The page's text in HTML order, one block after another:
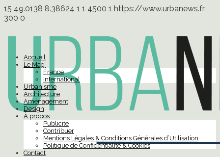
15 49.0138 8.38624 1 1 4500 1 https://www.urbanews.fr
300 0
Accueil
Le Mag’
France
International
Urbanisme
Architecture
Aménagement
Design
À propos
Publicité
Contribuer
Mentions Légales & Conditions Générales d’Utilisation
Politique de Confidentialité & Cookies
Contact